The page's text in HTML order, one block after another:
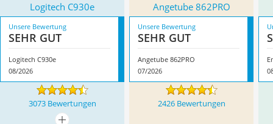
Logitech C930e Angetube 862PRO
Unsere Bewertung
SEHR GUT
Logitech C930e
08/2026
Unsere Bewertung
SEHR GUT
Angetube 862PRO
07/2026
3073 Bewertungen 2426 Bewertungen